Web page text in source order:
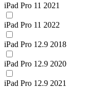
iPad Pro 11 2021
iPad Pro 11 2022
iPad Pro 12.9 2018
iPad Pro 12.9 2020
iPad Pro 12.9 2021